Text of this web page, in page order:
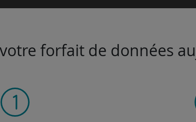
forfait de données